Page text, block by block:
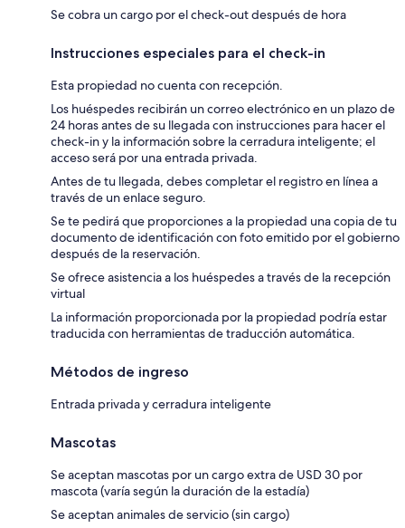
Se cobra un cargo por el check-out después de hora
Instrucciones especiales para el check-in
Esta propiedad no cuenta con recepción.
Los huéspedes recibirán un correo electrónico en un plazo de
24 horas antes de su llegada con instrucciones para hacer el
check-in y la información sobre la cerradura inteligente; el
acceso será por una entrada privada.
Antes de tu llegada, debes completar el registro en línea a
través de un enlace seguro.
Se te pedirá que proporciones a la propiedad una copia de tu
documento de identificación con foto emitido por el gobierno
después de la reservación.
Se ofrece asistencia a los huéspedes a través de la recepción
virtual
La información proporcionada por la propiedad podría estar
traducida con herramientas de traducción automática.
Métodos de ingreso
Entrada privada y cerradura inteligente
Mascotas
Se aceptan mascotas por un cargo extra de USD 30 por
mascota (varía según la duración de la estadía)
Se aceptan animales de servicio (sin cargo)